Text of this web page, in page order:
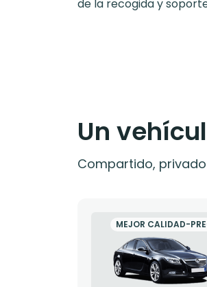
de la recogida y
Un
Compartido,
MEJOR CALIDAD-